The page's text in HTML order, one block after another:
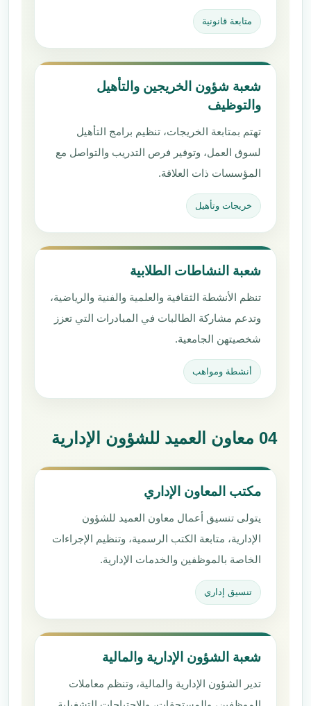
متابعة قانونية
شعبة شؤون الخريجين والتأهيل
والتوظيف
تهتم بمتابعة الخريجات، تنظيم برامج التأهيل
لسوق العمل، وتوفير فرص التدريب والتواصل مع
المؤسسات ذات العلاقة.
خريجات وتأهيل
شعبة النشاطات الطلابية
تنظم الأنشطة الثقافية والعلمية والفنية والرياضية،
وتدعم مشاركة الطالبات في المبادرات التي تعزز
شخصيتهن الجامعية.
أنشطة ومواهب
04 معاون العميد للشؤون الإدارية
مكتب المعاون الإداري
يتولى تنسيق أعمال معاون العميد للشؤون
الإدارية، متابعة الكتب الرسمية، وتنظيم الإجراءات
الخاصة بالموظفين والخدمات الإدارية.
تنسيق إداري
شعبة الشؤون الإدارية والمالية
تدير الشؤون الإدارية والمالية، وتنظم معاملات